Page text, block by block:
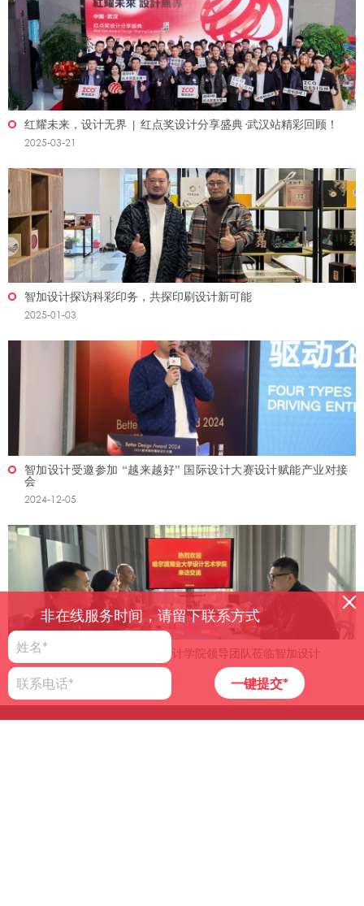
红耀未来，设计无界 | 红点奖设计分享盛典·武汉站精彩回顾！
2025-03-21
智加设计探访科彩印务，共探印刷设计新可能
2025-01-03
智加设计受邀参加 “越来越好” 国际设计大赛设计赋能产业对接
会
2024-12-05
携手探新丨哈尔滨商业大学设计学院领导团队莅临智加设计
2024-12-04
非在线服务时间，请留下联系方式
一键提交*